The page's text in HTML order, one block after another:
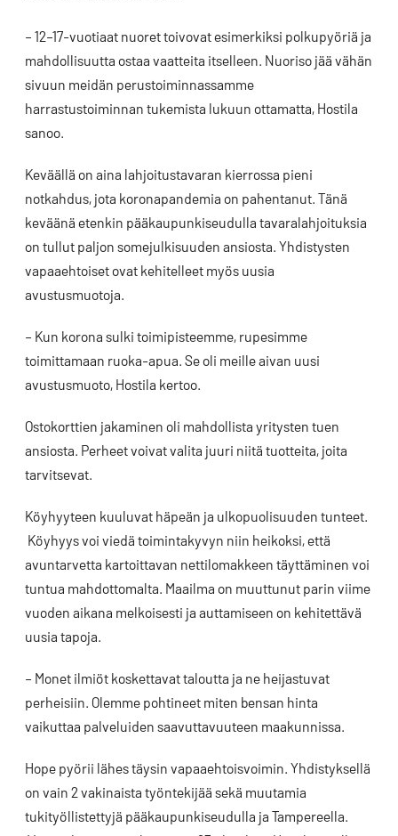
– 12–17-vuotiaat nuoret toivovat esimerkiksi polkupyöriä ja
mahdollisuutta ostaa vaatteita itselleen. Nuoriso jää vähän
sivuun meidän perustoiminnassamme
harrastustoiminnan tukemista lukuun ottamatta, Hostila
sanoo.
Keväällä on aina lahjoitustavaran kierrossa pieni
notkahdus, jota koronapandemia on pahentanut. Tänä
keväänä etenkin pääkaupunkiseudulla tavaralahjoituksia
on tullut paljon somejulkisuuden ansiosta. Yhdistysten
vapaaehtoiset ovat kehitelleet myös uusia
avustusmuotoja.
– Kun korona sulki toimipisteemme, rupesimme
toimittamaan ruoka-apua. Se oli meille aivan uusi
avustusmuoto, Hostila kertoo.
Ostokorttien jakaminen oli mahdollista yritysten tuen
ansiosta. Perheet voivat valita juuri niitä tuotteita, joita
tarvitsevat.
Köyhyyteen kuuluvat häpeän ja ulkopuolisuuden tunteet.
Köyhyys voi viedä toimintakyvyn niin heikoksi, että
avuntarvetta kartoittavan nettilomakkeen täyttäminen voi
tuntua mahdottomalta. Maailma on muuttunut parin viime
vuoden aikana melkoisesti ja auttamiseen on kehitettävä
uusia tapoja.
– Monet ilmiöt koskettavat taloutta ja ne heijastuvat
perheisiin. Olemme pohtineet miten bensan hinta
vaikuttaa palveluiden saavuttavuuteen maakunnissa.
Hope pyörii lähes täysin vapaaehtoisvoimin. Yhdistyksellä
on vain 2 vakinaista työntekijää sekä muutamia
tukityöllistettyjä pääkaupunkiseudulla ja Tampereella.